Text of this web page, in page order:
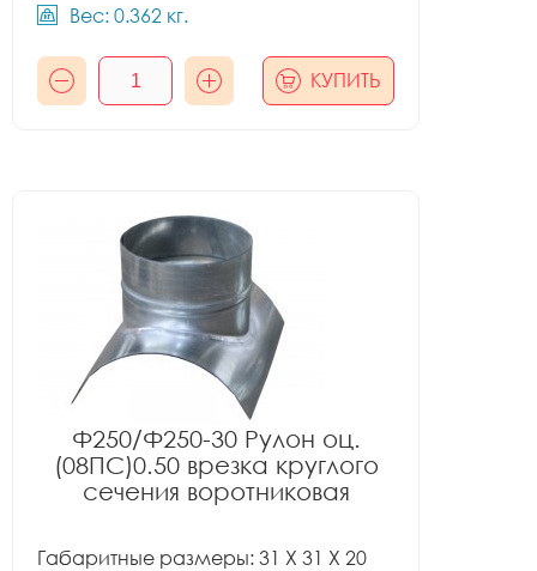
Вес: 0.362 кг.
КУПИТЬ
Ф250/Ф250-30 Рулон оц.
(08ПС)0.50 врезка круглого
сечения воротниковая
Габаритные размеры: 31 X 31 X 20